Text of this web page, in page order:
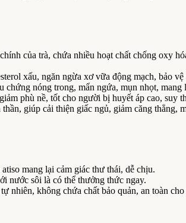
của trà, chứa nhiều hoạt chất chống oxy
xấu, ngăn ngừa xơ vữa động mạch, bảo
chứng nóng trong, mẩn ngứa, mụn nhọt, mang
phù nề, tốt cho người bị huyết áp cao, suy
giúp cải thiện giấc ngủ, giảm căng thẳng,
mang lại cảm giác thư thái, dễ chịu.
nước sôi là có thể thưởng thức ngay.
nhiên, không chứa chất bảo quản, an toàn